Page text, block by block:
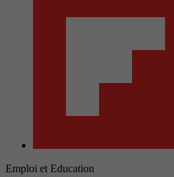
Emploi et Education